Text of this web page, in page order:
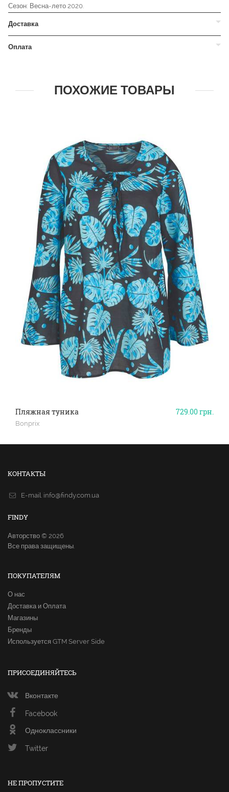
Сезон: Весна-лето 2020.
Доставка
Оплата
ПОХОЖИЕ ТОВАРЫ
729.00грн.
Пляжная туника
Bonprix
КОНТАКТЫ
E-mail. info@findy.com.ua
FINDY
Авторство © 2026
Все права защищены.
ПОКУПАТЕЛЯМ
О нас
Доставка и Оплата
Магазины
Бренды
Используется GTM Server Side
ПРИСОЕДИНЯЙТЕСЬ
Вконтакте
Facebook
Одноклассники
Twitter
НЕ ПРОПУСТИТЕ